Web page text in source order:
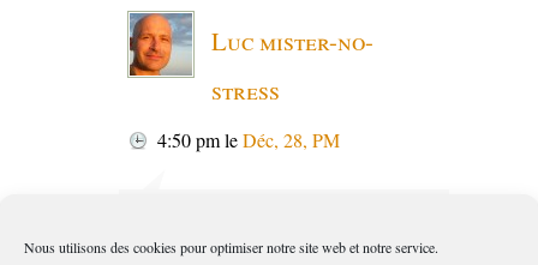
Nous utilisons des cookies pour optimiser notre site web et notre service.
Luc mister-no-
stress
4:50 pmleDéc, 28, PM
Super ton E-book !